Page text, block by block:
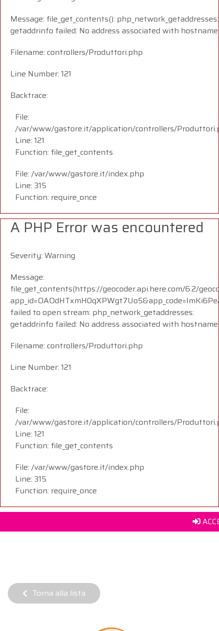
Message: file_get_contents(): php_network_getaddresses:
getaddrinfo failed: No address associated with hostname
Filename: controllers/Produttori.php
Line Number: 121
Backtrace:
File:
/var/www/gastore.it/application/controllers/
Line: 121
Function: file_get_contents
File: /var/www/gastore.it/index.php
Line: 315
Function: require_once
A PHP Error was encountered
Severity: Warning
Message:
file_get_contents(https://geocoder.api.here.com/6.2/
failed to open stream: php_network_getaddresses:
getaddrinfo failed: No address associated with hostname
Filename: controllers/Produttori.php
Line Number: 121
Backtrace:
File:
/var/www/gastore.it/application/controllers/
Line: 121
Function: file_get_contents
File: /var/www/gastore.it/index.php
Line: 315
Function: require_once
Torna alla lista